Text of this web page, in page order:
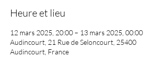
Heure et lieu
12 mars 2025, 20:00 – 13 mars 2025, 00:00
Audincourt, 21 Rue de Seloncourt, 25400
Audincourt, France